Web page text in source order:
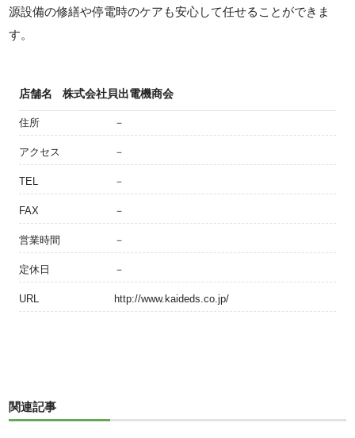
源設備の修繕や停電時のケアも安心して任せることができま
す。
店舗名 株式会社貝出電機商会
住所 －
アクセス －
TEL －
FAX －
営業時間 －
定休日 －
URL http://www.kaideds.co.jp/
関連記事